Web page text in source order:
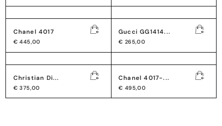
Chanel 4017
€ 445,00
Gucci GG1414...
€ 265,00
Christian Di...
€ 375,00
Chanel 4017-...
€ 495,00